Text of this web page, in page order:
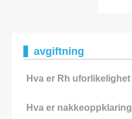
avgiftning
Hva er Rh uforlikelighet
Hva er nakkeoppklaring